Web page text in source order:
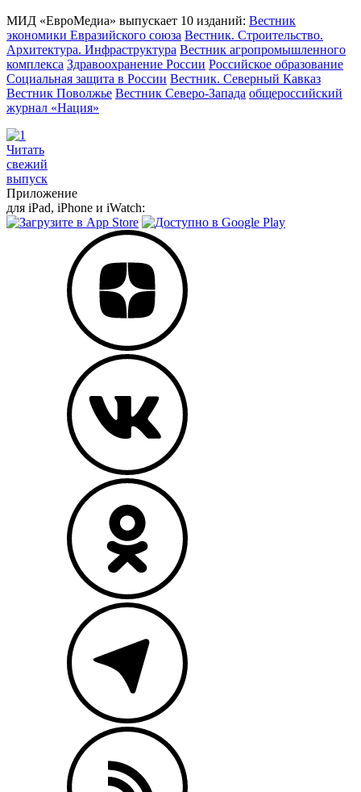
МИД «ЕвроМедиа» выпускает 10 изданий: Вестник
экономики Евразийского союза Вестник. Строительство.
Архитектура. Инфраструктура Вестник агропромышленного
комплекса Здравоохранение России Российское образование
Социальная защита в России Вестник. Северный Кавказ
Вестник Поволжье Вестник Северо-Запада общероссийский
журнал «Нация»
Читать
свежий
выпуск
Приложение
для iPad, iPhone и iWatch: